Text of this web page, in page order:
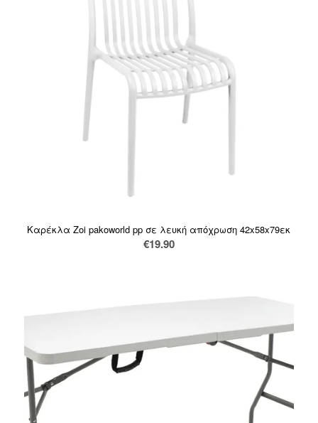
Καρέκλα Zoi pakoworld pp σε λευκή απόχρωση 42x58x79εκ
€19.90